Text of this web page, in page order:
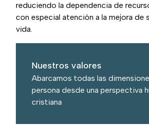
reduciendo la dependencia de
con especial atención a la mejora de
vida.
Nuestros valores
Abarcamos todas las
persona desde una perspectiva
cristiana